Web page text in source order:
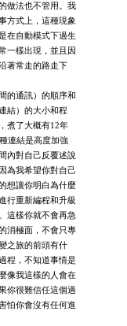
做法也不管用。我
方式上，這種現象
在自動模式下過生
一樣出現，並且因
著常走的路走下
的通訊）的順序和
結）的大小和程
煮了大概有12年
連結是高度加強
內對自己反覆述說
為我希望你對自己
想讓你明白為什麼
行重新編程和升級
這樣你就不會再急
消極面，不會只專
之旅的前頭有什
程，不知道事情是
像我這樣的人會在
你很難信任這個過
怕你會沒有任何進